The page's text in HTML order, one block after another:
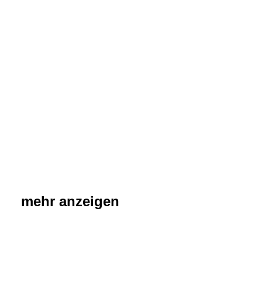
mehr anzeigen